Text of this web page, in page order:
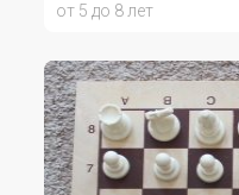
от 5 до 8 лет